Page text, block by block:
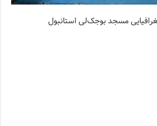
مسجد بوجک‌لی استانبول